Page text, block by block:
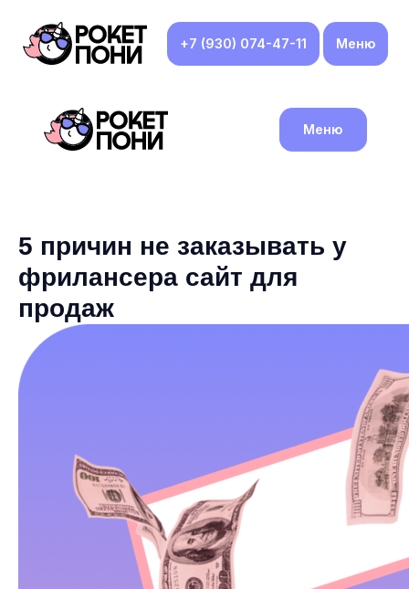
+7 (930) 074-47-11 Меню
Меню
5 причин не заказывать у
фрилансера сайт для
продаж